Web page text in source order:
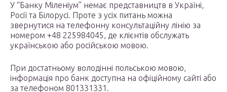
У “Банку Міленіум” немає представництв в Україні,
Росії та Білорусі. Проте з усіх питань можна
звернутися на телефонну консультаційну лінію за
номером +48 225984045, де клієнтів обслужать
українською або російською мовою.
При достатньому володінні польською мовою,
інформація про банк доступна на офіційному сайті або
за телефоном 801331331.